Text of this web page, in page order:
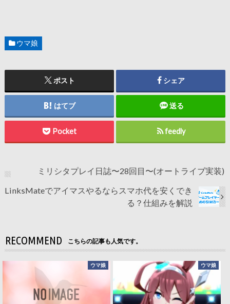
ウマ娘
ポスト シェア
はてブ 送る
Pocket feedly
ミリシタプレイ日誌〜28回目〜(オートライブ実装)
LinksMateでアイマスやるならスマホ代を安くでき
る？仕組みを解説
RECOMMEND こちらの記事も人気です。
ウマ娘 ウマ娘